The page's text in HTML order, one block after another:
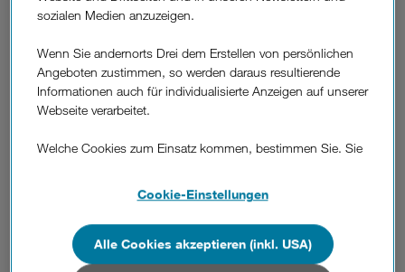
Weitere
aus
dem
Bereich
"Verwaltung
Produkte"
Wie kann ich zusätzliches Datenvolumen
kaufen?
Wie mache ich einen Tarifwechsel?
sozialen Medien anzuzeigen.
Wenn Sie andernorts Drei dem Erstellen von persönlichen
Angeboten zustimmen, so werden daraus resultierende
Informationen auch für individualisierte Anzeigen auf unserer
Webseite verarbeitet.
Welche Cookies zum Einsatz kommen, bestimmen Sie. Sie
Details und alle Optionen finden Sie unter „Cookie-
Wenn Sie allen Cookies zustimmen, werden auch Cookies
von Drittanbietern verarbeitet, die Ihre Daten in Ländern
Cookie-Einstellungen
Alle Cookies akzeptieren (inkl. USA)